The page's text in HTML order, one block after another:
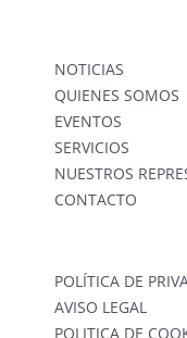
NOTICIAS
QUIENES SOMOS
EVENTOS
SERVICIOS
NUESTROS
CONTACTO
POLÍTICA DE
AVISO LEGAL
POLITICA DE